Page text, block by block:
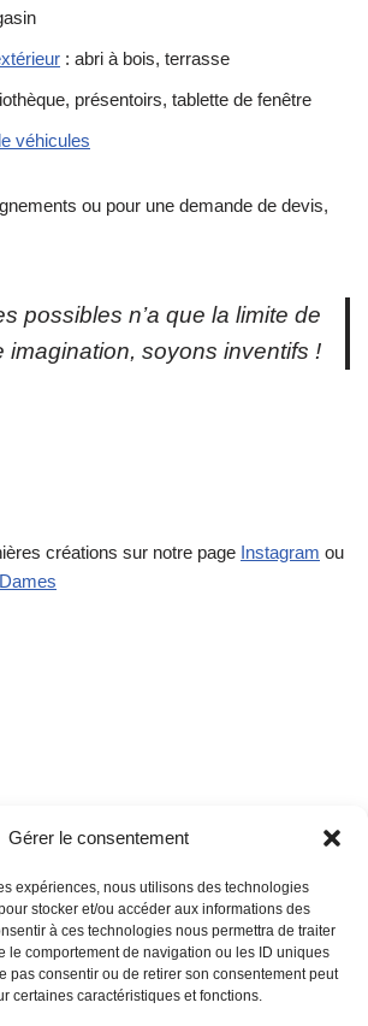
Gérer le consentement
expériences, nous utilisons des technologies
stocker et/ou accéder aux informations des
à ces technologies nous permettra de traiter
le comportement de navigation ou les ID uniques
pas consentir ou de retirer son consentement peut
certaines caractéristiques et fonctions.
: abri à bois, terrasse
présentoirs, tablette de fenêtre
véhicules
ou pour une demande de devis,
possibles n’a que la limite de
imagination, soyons inventifs !
créations sur notre page Instagram ou